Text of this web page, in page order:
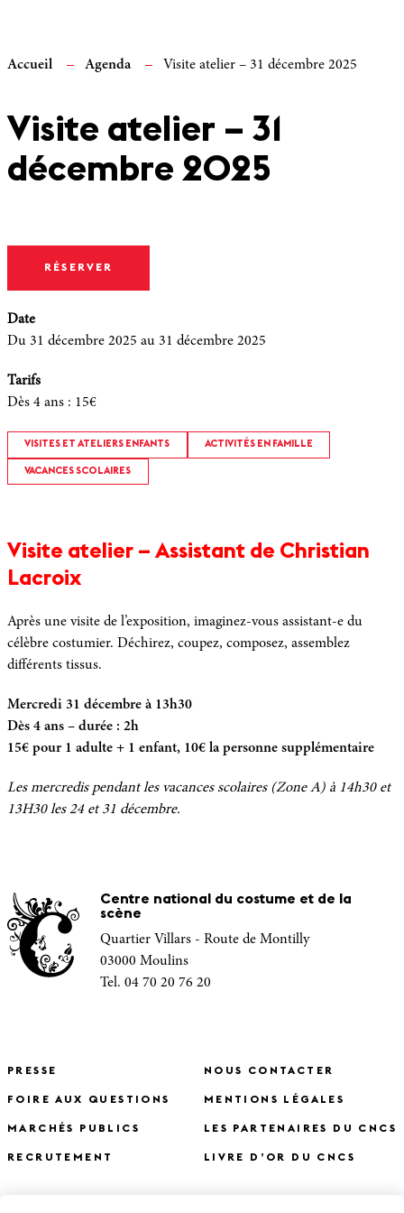
Accueil Agenda Visite atelier – 31 décembre 2025
Visite atelier – 31
décembre 2025
RÉSERVER
Date
Du 31 décembre 2025 au 31 décembre 2025
Tarifs
Dès 4 ans : 15€
VISITES ET ATELIERS ENFANTS ACTIVITÉS EN FAMILLE
VACANCES SCOLAIRES
Visite atelier – Assistant de Christian
Lacroix
Après une visite de l’exposition, imaginez-vous assistant-e du
célèbre costumier. Déchirez, coupez, composez, assemblez
différents tissus.
Mercredi 31 décembre à 13h30
Dès 4 ans – durée : 2h
15€ pour 1 adulte + 1 enfant, 10€ la personne supplémentaire
Les mercredis pendant les vacances scolaires (Zone A) à 14h30 et
13H30 les 24 et 31 décembre.
Centre national du costume et de la
scène
Quartier Villars - Route de Montilly
03000 Moulins
Tel. 04 70 20 76 20
PRESSE
FOIRE AUX QUESTIONS
MARCHÉS PUBLICS
RECRUTEMENT
NOUS CONTACTER
MENTIONS LÉGALES
LES PARTENAIRES DU CNCS
LIVRE D’OR DU CNCS